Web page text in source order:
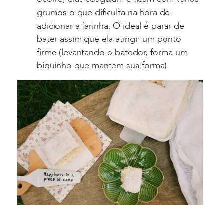
grumos o que dificulta na hora de
adicionar a farinha. O ideal é parar de
bater assim que ela atingir um ponto
firme (levantando o batedor, forma um
biquinho que mantem sua forma)